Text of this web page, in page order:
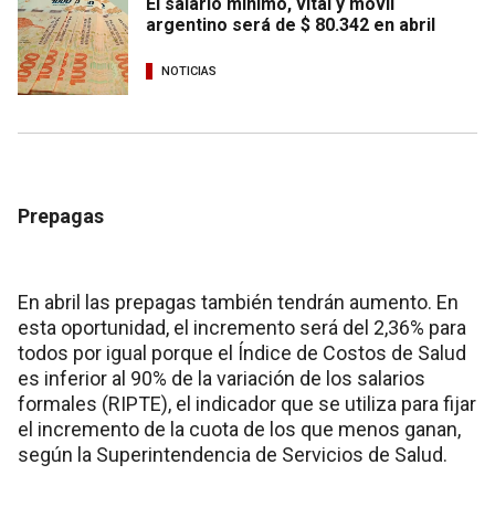
argentino será de $ 80.342 en abril
NOTICIAS
Prepagas
En abril las prepagas también tendrán aumento. En
esta oportunidad, el incremento será del 2,36% para
todos por igual porque el Índice de Costos de Salud
es inferior al 90% de la variación de los salarios
formales (RIPTE), el indicador que se utiliza para fijar
el incremento de la cuota de los que menos ganan,
según la Superintendencia de Servicios de Salud.